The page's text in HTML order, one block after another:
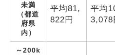
未満
（都道
府県
内）
平均81,
822 円
平均
3,078
～200k